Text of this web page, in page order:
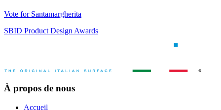
Vote for Santamargherita
SBID Product Design Awards
À propos de nous
Accueil